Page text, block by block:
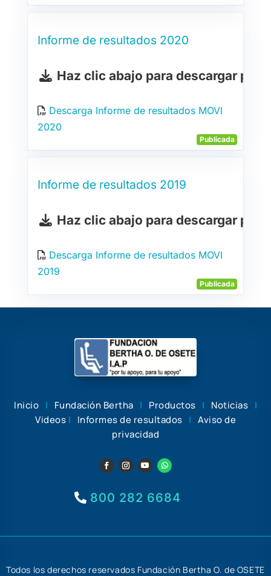
Informe de resultados 2020
Haz clic abajo para descargar pdf
Descarga Informe de resultados MOVI
2020
Publicada
Informe de resultados 2019
Haz clic abajo para descargar pdf
Descarga Informe de resultados MOVI
2019
Publicada
Inicio | Fundación Bertha | Productos | Noticias |
Videos | Informes de resultados | Aviso de
privacidad
800 282 6684
Todos los derechos reservados Fundación Bertha O. de OSETE